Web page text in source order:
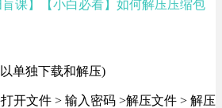
盲课】【小白必看】如何解压压缩包
单独下载和解压)
开文件 > 输入密码 >解压文件 > 解压